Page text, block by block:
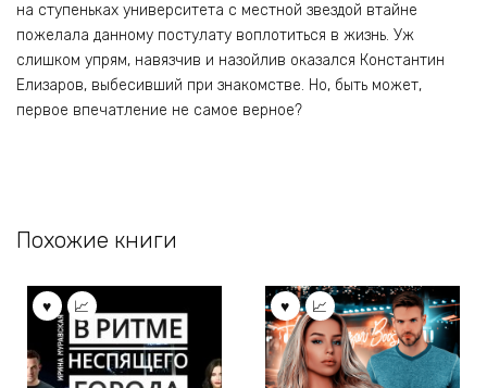
на ступеньках университета с местной звездой втайне
пожелала данному постулату воплотиться в жизнь. Уж
слишком упрям, навязчив и назойлив оказался Константин
Елизаров, выбесивший при знакомстве. Но, быть может,
первое впечатление не самое верное?
Похожие книги